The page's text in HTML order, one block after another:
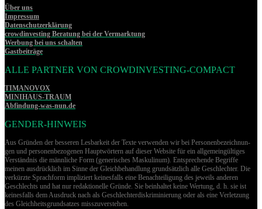
Über uns
Impressum
Datenschutzerklärung
crowdinvesting Beratung bei der Vermarktung
Werbung bei uns schalten
Gastbeiträge
ALLE PARTNER VON CROWDINVESTING-COMPACT
TIMANOVOX
MINIHAUS-TRAUM
Abfindung-was-nun.de
GENDER-HINWEIS
Aus Gründen der besseren Lesbarkeit der Texte verwenden wir bei Per­so­nen­be­zeich­nun­
gen und per­so­nen­be­zo­ge­nen Hauptwörtern auf dieser Website für ein allgemeingültiges
Verständnis die männliche Form (generisches Maskulinum). Entsprechende Begriffe
meinen ausdrücklich im Sinne der Gleichbehandlung grund­sätz­lich alle Geschlechter. Die
verkürzte Sprachform impliziert keinesfalls eine Benachteiligung des jeweils anderen
Geschlechts und hat nur redaktionelle Gründe. Sie beinhaltet keine Wertung, d. h. sie ist
keinesfalls dem Ausdruck nach als Geschlechterdiskriminierung oder als eine Verletzung
des Gleich­heits­grund­sat­zes misszuverstehen.